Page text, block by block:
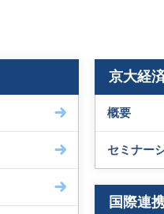
京大経
概要
セミナー
国際連